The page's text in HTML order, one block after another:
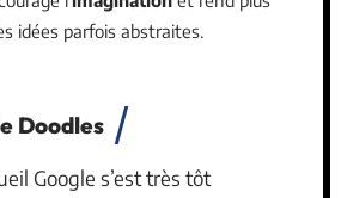
idées parfois abstraites.
Doodles
Google s’est très tôt